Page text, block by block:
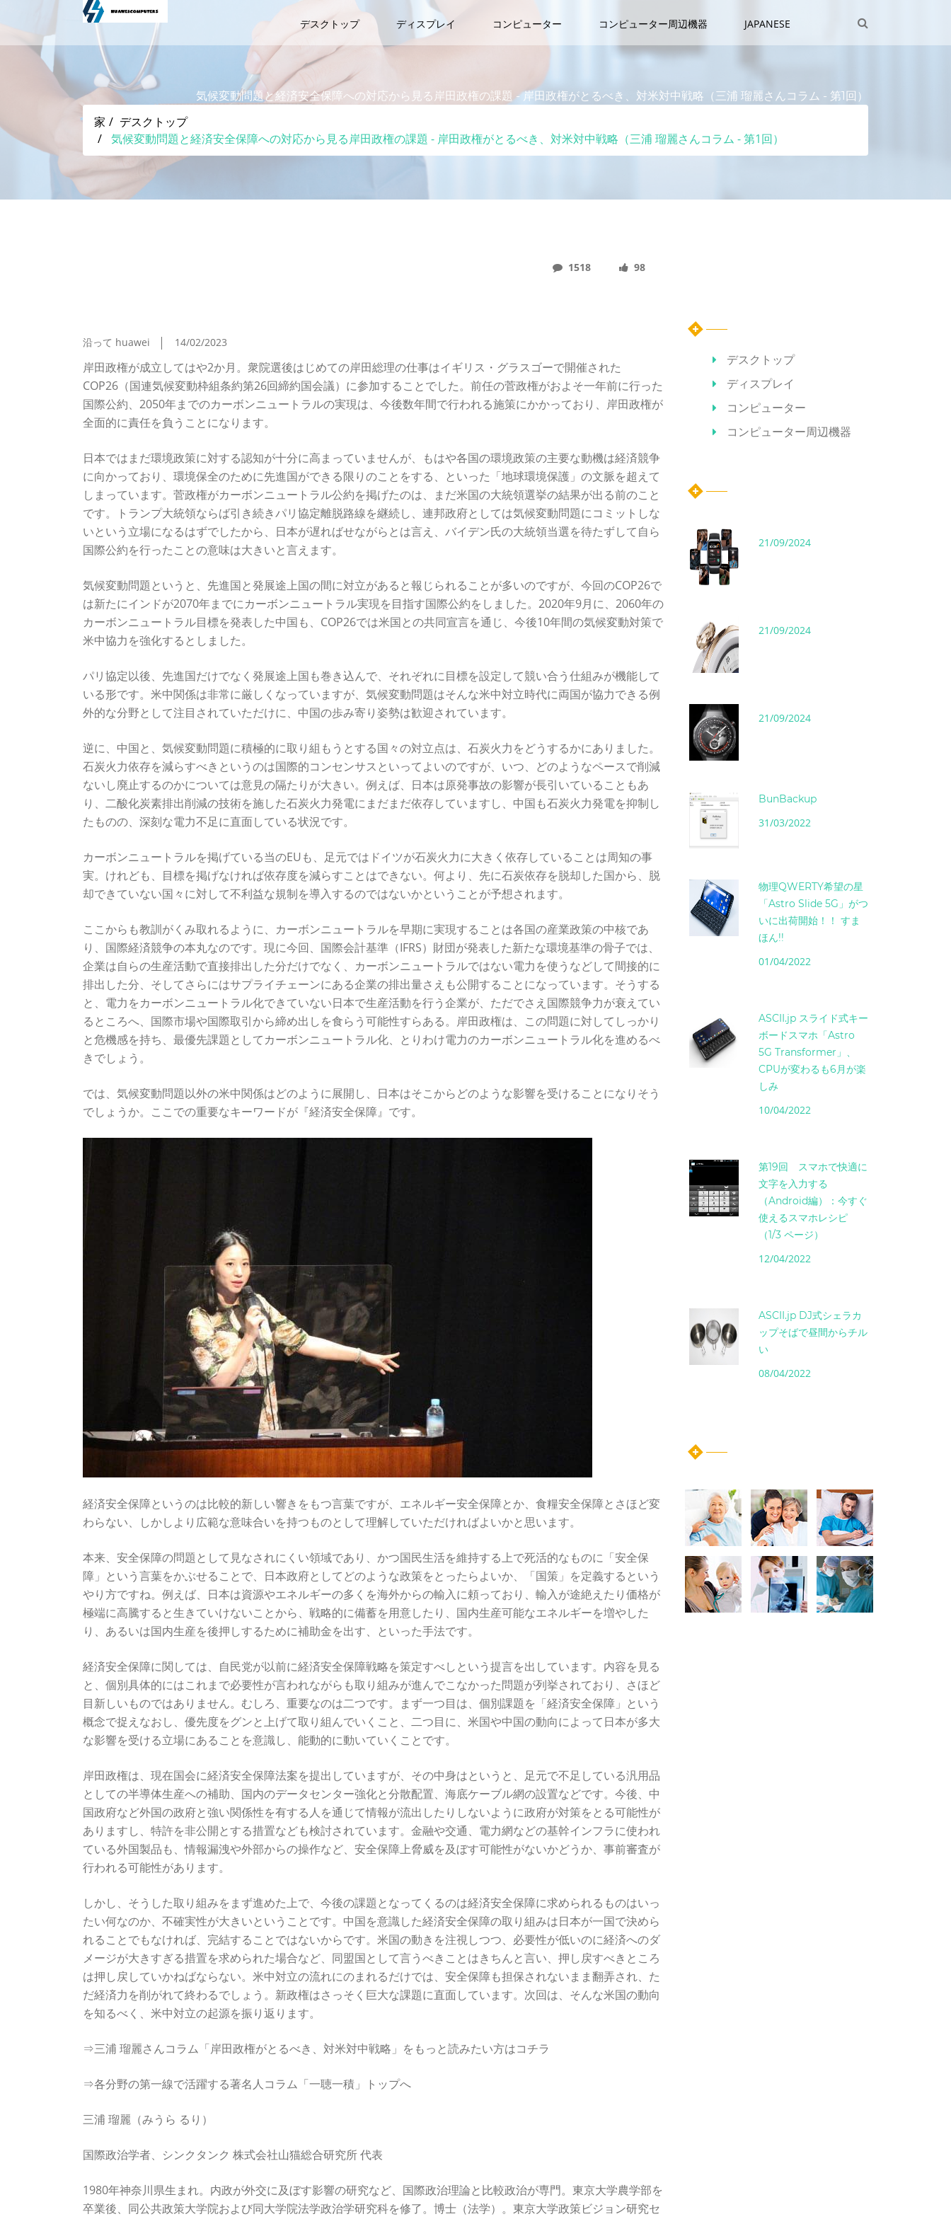
デスクトップ ディスプレイ コンピューター コンピューター周辺機器 JAPANESE
気候変動問題と経済安全保障への対応から見る岸田政権の課題 - 岸田政権がとるべき、対米対中戦略（三浦 瑠麗さんコラム - 第1回）
家
デスクトップ
気候変動問題と経済安全保障への対応から見る岸田政権の課題 - 岸田政権がとるべき、対米対中戦略（三浦 瑠麗さんコラム - 第1回）
1518 98
沿って huawei 14/02/2023
岸田政権が成立してはや2か月。衆院選後はじめての岸田総理の仕事はイギリス・グラスゴーで開催された
COP26（国連気候変動枠組条約第26回締約国会議）に参加することでした。前任の菅政権がおよそ一年前に行った
国際公約、2050年までのカーボンニュートラルの実現は、今後数年間で行われる施策にかかっており、岸田政権が
全面的に責任を負うことになります。
日本ではまだ環境政策に対する認知が十分に高まっていませんが、もはや各国の環境政策の主要な動機は経済競争
に向かっており、環境保全のために先進国ができる限りのことをする、といった「地球環境保護」の文脈を超えて
しまっています。菅政権がカーボンニュートラル公約を掲げたのは、まだ米国の大統領選挙の結果が出る前のこと
です。トランプ大統領ならば引き続きパリ協定離脱路線を継続し、連邦政府としては気候変動問題にコミットしな
いという立場になるはずでしたから、日本が遅ればせながらとは言え、バイデン氏の大統領当選を待たずして自ら
国際公約を行ったことの意味は大きいと言えます。
気候変動問題というと、先進国と発展途上国の間に対立があると報じられることが多いのですが、今回のCOP26で
は新たにインドが2070年までにカーボンニュートラル実現を目指す国際公約をしました。2020年9月に、2060年の
カーボンニュートラル目標を発表した中国も、COP26では米国との共同宣言を通じ、今後10年間の気候変動対策で
米中協力を強化するとしました。
パリ協定以後、先進国だけでなく発展途上国も巻き込んで、それぞれに目標を設定して競い合う仕組みが機能して
いる形です。米中関係は非常に厳しくなっていますが、気候変動問題はそんな米中対立時代に両国が協力できる例
外的な分野として注目されていただけに、中国の歩み寄り姿勢は歓迎されています。
逆に、中国と、気候変動問題に積極的に取り組もうとする国々の対立点は、石炭火力をどうするかにありました。
石炭火力依存を減らすべきというのは国際的コンセンサスといってよいのですが、いつ、どのようなペースで削減
ないし廃止するのかについては意見の隔たりが大きい。例えば、日本は原発事故の影響が長引いていることもあ
り、二酸化炭素排出削減の技術を施した石炭火力発電にまだまだ依存していますし、中国も石炭火力発電を抑制し
たものの、深刻な電力不足に直面している状況です。
カーボンニュートラルを掲げている当のEUも、足元ではドイツが石炭火力に大きく依存していることは周知の事
実。けれども、目標を掲げなければ依存度を減らすことはできない。何より、先に石炭依存を脱却した国から、脱
却できていない国々に対して不利益な規制を導入するのではないかということが予想されます。
ここからも教訓がくみ取れるように、カーボンニュートラルを早期に実現することは各国の産業政策の中核であ
り、国際経済競争の本丸なのです。現に今回、国際会計基準（IFRS）財団が発表した新たな環境基準の骨子では、
企業は自らの生産活動で直接排出した分だけでなく、カーボンニュートラルではない電力を使うなどして間接的に
排出した分、そしてさらにはサプライチェーンにある企業の排出量さえも公開することになっています。そうする
と、電力をカーボンニュートラル化できていない日本で生産活動を行う企業が、ただでさえ国際競争力が衰えてい
るところへ、国際市場や国際取引から締め出しを食らう可能性すらある。岸田政権は、この問題に対してしっかり
と危機感を持ち、最優先課題としてカーボンニュートラル化、とりわけ電力のカーボンニュートラル化を進めるべ
きでしょう。
では、気候変動問題以外の米中関係はどのように展開し、日本はそこからどのような影響を受けることになりそう
でしょうか。ここでの重要なキーワードが『経済安全保障』です。
経済安全保障というのは比較的新しい響きをもつ言葉ですが、エネルギー安全保障とか、食糧安全保障とさほど変
わらない、しかしより広範な意味合いを持つものとして理解していただければよいかと思います。
本来、安全保障の問題として見なされにくい領域であり、かつ国民生活を維持する上で死活的なものに「安全保
障」という言葉をかぶせることで、日本政府としてどのような政策をとったらよいか、「国策」を定義するという
やり方ですね。例えば、日本は資源やエネルギーの多くを海外からの輸入に頼っており、輸入が途絶えたり価格が
極端に高騰すると生きていけないことから、戦略的に備蓄を用意したり、国内生産可能なエネルギーを増やした
り、あるいは国内生産を後押しするために補助金を出す、といった手法です。
経済安全保障に関しては、自民党が以前に経済安全保障戦略を策定すべしという提言を出しています。内容を見る
と、個別具体的にはこれまで必要性が言われながらも取り組みが進んでこなかった問題が列挙されており、さほど
目新しいものではありません。むしろ、重要なのは二つです。まず一つ目は、個別課題を「経済安全保障」という
概念で捉えなおし、優先度をグンと上げて取り組んでいくこと、二つ目に、米国や中国の動向によって日本が多大
な影響を受ける立場にあることを意識し、能動的に動いていくことです。
岸田政権は、現在国会に経済安全保障法案を提出していますが、その中身はというと、足元で不足している汎用品
としての半導体生産への補助、国内のデータセンター強化と分散配置、海底ケーブル網の設置などです。今後、中
国政府など外国の政府と強い関係性を有する人を通じて情報が流出したりしないように政府が対策をとる可能性が
ありますし、特許を非公開とする措置なども検討されています。金融や交通、電力網などの基幹インフラに使われ
ている外国製品も、情報漏洩や外部からの操作など、安全保障上脅威を及ぼす可能性がないかどうか、事前審査が
行われる可能性があります。
しかし、そうした取り組みをまず進めた上で、今後の課題となってくるのは経済安全保障に求められるものはいっ
たい何なのか、不確実性が大きいということです。中国を意識した経済安全保障の取り組みは日本が一国で決めら
れることでもなければ、完結することではないからです。米国の動きを注視しつつ、必要性が低いのに経済へのダ
メージが大きすぎる措置を求められた場合など、同盟国として言うべきことはきちんと言い、押し戻すべきところ
は押し戻していかねばならない。米中対立の流れにのまれるだけでは、安全保障も担保されないまま翻弄され、た
だ経済力を削がれて終わるでしょう。新政権はさっそく巨大な課題に直面しています。次回は、そんな米国の動向
を知るべく、米中対立の起源を振り返ります。
⇒三浦 瑠麗さんコラム「岸田政権がとるべき、対米対中戦略」をもっと読みたい方はコチラ
⇒各分野の第一線で活躍する著名人コラム「一聴一積」トップへ
三浦 瑠麗（みうら るり）
国際政治学者、シンクタンク 株式会社山猫総合研究所 代表
1980年神奈川県生まれ。内政が外交に及ぼす影響の研究など、国際政治理論と比較政治が専門。東京大学農学部を
卒業後、同公共政策大学院および同大学院法学政治学研究科を修了。博士（法学）。東京大学政策ビジョン研究セ
デスクトップ
ディスプレイ
コンピューター
コンピューター周辺機器
21/09/2024
21/09/2024
21/09/2024
BunBackup
31/03/2022
物理QWERTY希望の星
「Astro Slide 5G」がつ
いに出荷開始！！ すま
ほん!!
01/04/2022
ASCII.jp スライド式キー
ボードスマホ「Astro
5G Transformer」、
CPUが変わるも6月が楽
しみ
10/04/2022
第19回 スマホで快適に
文字を入力する
（Android編）：今すぐ
使えるスマホレシピ
（1/3 ページ）
12/04/2022
ASCII.jp DJ式シェラカ
ップそばで昼間からチル
い
08/04/2022